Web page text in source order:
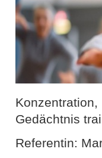
Gedächtnis
Referentin: